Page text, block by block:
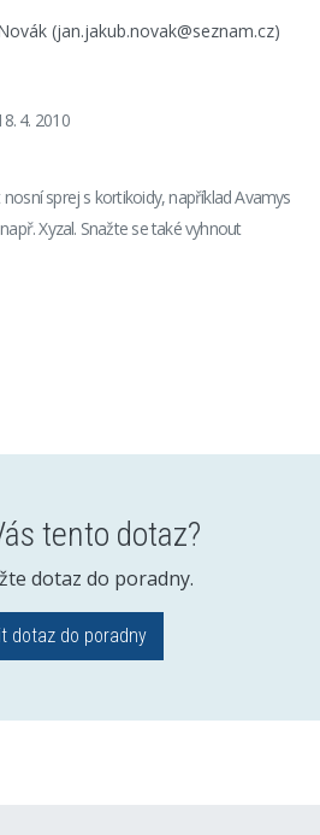
(jan.jakub.novak@seznam.cz)
4. 2010
sprej s kortikoidy, například Avamys
Xyzal. Snažte se také vyhnout
tento dotaz?
dotaz do poradny.
dotaz do poradny